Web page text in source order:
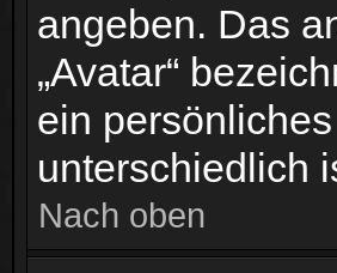
angeben. Das
„Avatar“
ein
unterschiedlich
Nach oben